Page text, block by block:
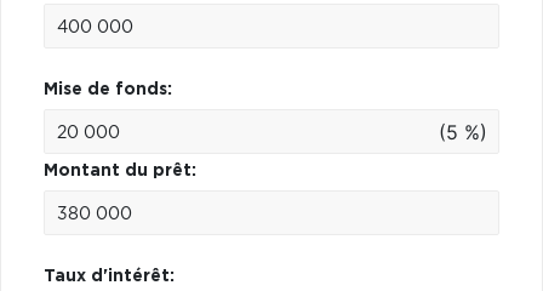
Mise de fonds:
(5 %)
Montant du prêt:
Taux d'intérêt: